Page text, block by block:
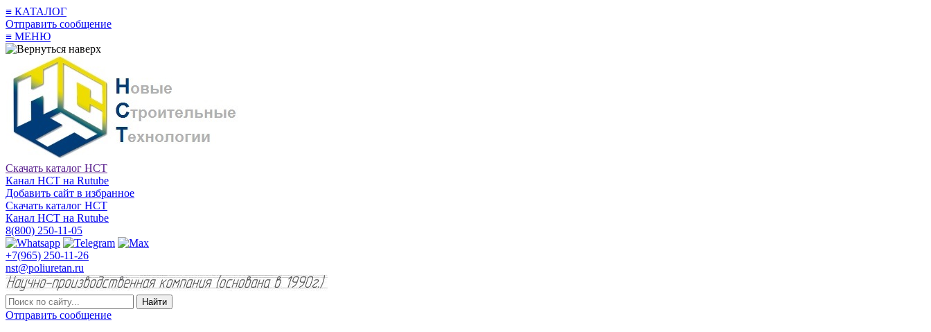
≡ КАТАЛОГ
Отправить сообщение
≡ МЕНЮ
Скачать каталог НСТ
Канал НСТ на Rutube
Добавить сайт в избранное
Скачать каталог НСТ
Канал НСТ на Rutube
8(800) 250-11-05
+7(965) 250-11-26
nst@poliuretan.ru
Найти
Отправить сообщение